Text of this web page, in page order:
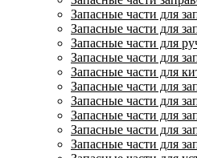
Запасные части для
Запасные части для
Запасные части для
Запасные части для
Запасные части для
Запасные части для
Запасные части для
Запасные части для
Запасные части для
Запасные части для